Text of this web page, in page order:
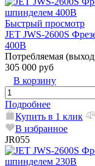
Быстрый просмотр
JET JWS-2600S
400В
Потребляемая
305 000 руб
В корзину
Подробнее
Купить в 1 клик
В избранное
JR055